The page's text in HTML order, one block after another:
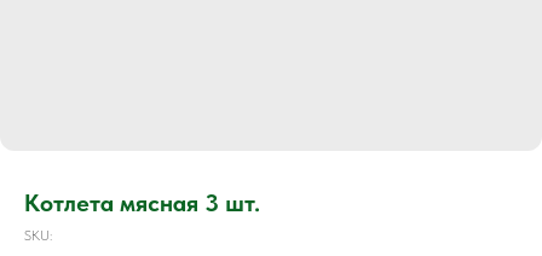
Котлета мясная 3 шт.
SKU: